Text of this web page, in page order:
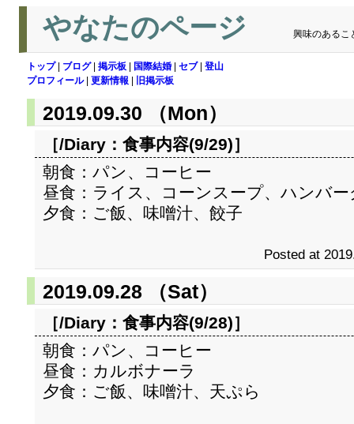
やなたのページ 興味のあるこ
トップ| ブログ| 掲示板 国際結婚 セブ| 登山
プロフィール| 更新情報 旧掲示板
2019.09.30 （Mon）
［/Diary： 食事内容(9/29)］
朝食：パン、コーヒー
昼食：ライス、コーンスープ、ハンバー
夕食：ご飯、味噌汁、餃子
Posted at
2019.09.28 （Sat）
［/Diary： 食事内容(9/28)］
朝食：パン、コーヒー
昼食：カルボナーラ
夕食：ご飯、味噌汁、天ぷら